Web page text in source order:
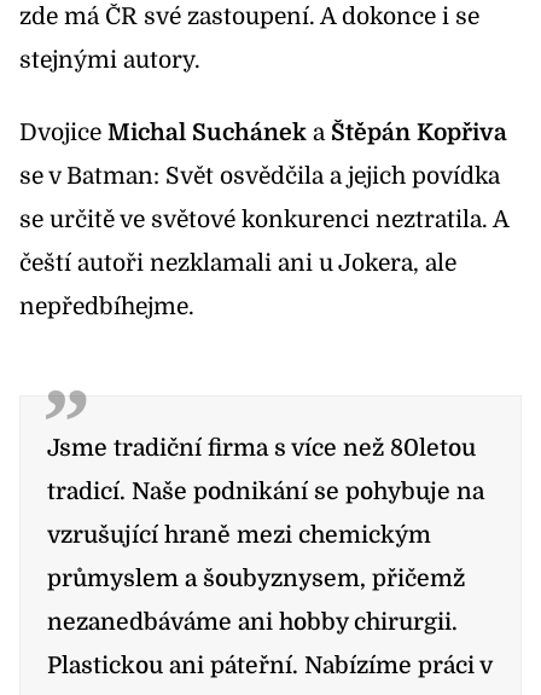
zde má ČR své zastoupení. A dokonce i se
stejnými autory.
Dvojice Michal Suchánek a Štěpán Kopřiva
se v Batman: Svět osvědčila a jejich povídka
se určitě ve světové konkurenci neztratila. A
čeští autoři nezklamali ani u Jokera, ale
nepředbíhejme.
Jsme tradiční firma s více než 80letou
tradicí. Naše podnikání se pohybuje na
vzrušující hraně mezi chemickým
průmyslem a šoubyznysem, přičemž
nezanedbáváme ani hobby chirurgii.
Plastickou ani páteřní. Nabízíme práci v